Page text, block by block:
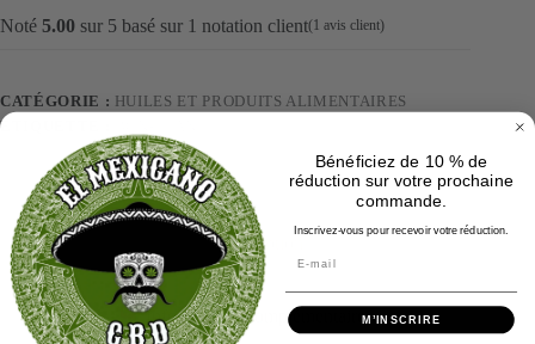
Noté 5.00 sur 5 basé sur 1 notation client(1 avis client)
CATÉGORIE : HUILES ET PRODUITS ALIMENTAIRES
ÉTIQUETTE :
Description
Informations complémentaires
Bénéficiez de 10 % de
réduction sur votre prochaine
commande.
Inscrivez-vous pour recevoir votre réduction.
M’INSCRIRE